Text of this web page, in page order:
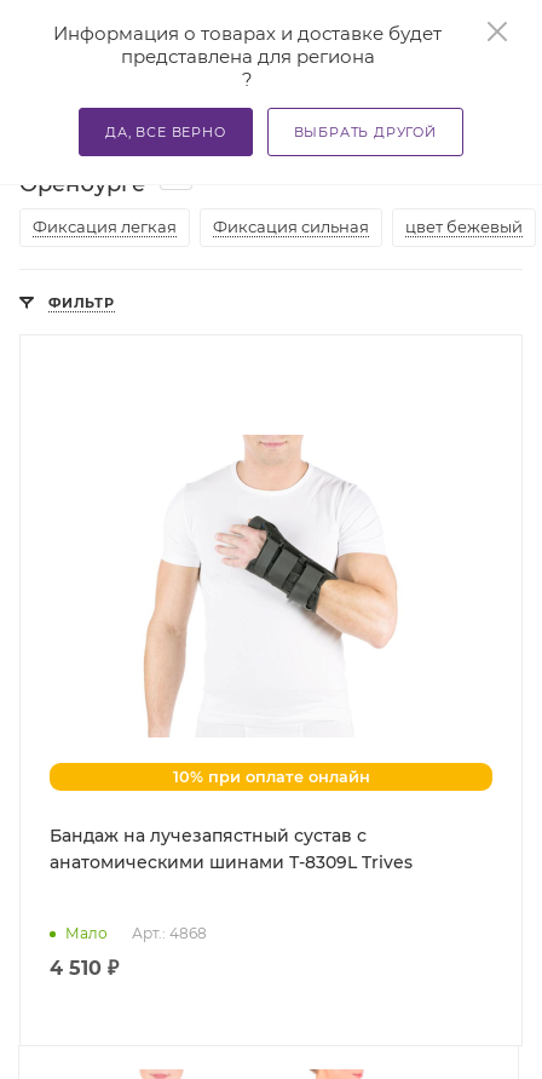
Информация о товарах и доставке будет
представлена для региона
?
ДА, ВСЕ ВЕРНО ВЫБРАТЬ ДРУГОЙ
Главная — Каталог — Бандажи и корсеты — Ортезы и
Ортезы на лучезапястный сустав в
Оренбурге
Фиксация легкая Фиксация сильная цвет бежевый
ФИЛЬТР
10% при оплате онлайн
Бандаж на лучезапястный сустав с
анатомическими шинами Т-8309L Trives
Мало Арт.: 4868
4 510 ₽